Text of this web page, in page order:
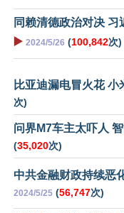
同赖清德政治对决
▶️ 2024/5/26 (100,842次)
比亚迪漏电冒火花 小
次)
问界M7车主太吓人
(35,020次)
中共金融财政持续恶
2024/5/25 (56,747次)